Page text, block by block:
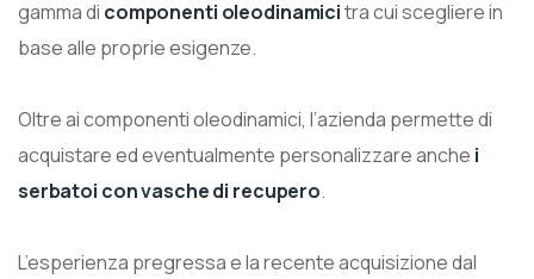
gamma di componenti oleodinamicitra cui scegliere in
base alle proprie esigenze.
Oltre ai componenti oleodinamici, l’azienda permette di
acquistare ed eventualmente personalizzare anche i
serbatoi con vasche di recupero.
L’esperienza pregressa e la recente acquisizione dal